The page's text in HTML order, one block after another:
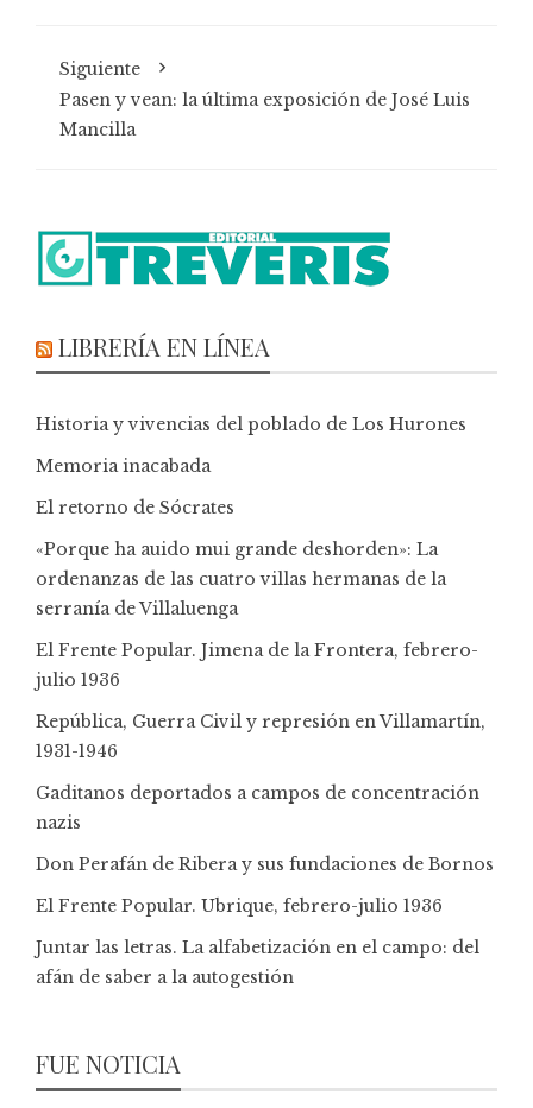
Siguiente
Pasen y vean: la última exposición de José Luis
Mancilla
LIBRERÍA EN LÍNEA
Historia y vivencias del poblado de Los Hurones
Memoria inacabada
El retorno de Sócrates
«Porque ha auido mui grande deshorden»: La
ordenanzas de las cuatro villas hermanas de la
serranía de Villaluenga
El Frente Popular. Jimena de la Frontera, febrero-
julio 1936
República, Guerra Civil y represión en Villamartín,
1931-1946
Gaditanos deportados a campos de concentración
nazis
Don Perafán de Ribera y sus fundaciones de Bornos
El Frente Popular. Ubrique, febrero-julio 1936
Juntar las letras. La alfabetización en el campo: del
afán de saber a la autogestión
FUE NOTICIA